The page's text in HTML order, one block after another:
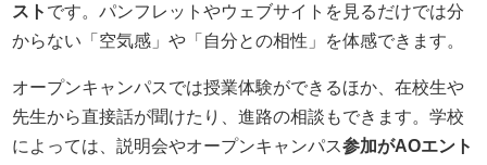
スト です。パンフレットやウェブサイトを見るだけでは分
からない「空気感」や「自分との相性」を体感できます。
オープンキャンパスでは授業体験ができるほか、在校生や
先生から直接話が聞けたり、進路の相談もできます。学校
によっては、説明会やオープンキャンパス参加がAOエント